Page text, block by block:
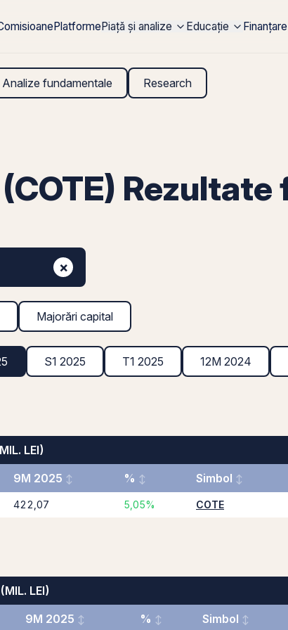
PlatformePiață și analize Educație
Analize fundamentale Research
×
Majorări capital
S1 2025 T1 2025 12M 2024
LEI)
9M 2025 % Simbol
422,07 5,05% COTE
LEI)
9M 2025 % Simbol